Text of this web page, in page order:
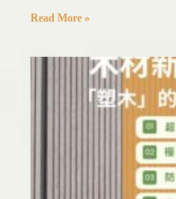
Read More »